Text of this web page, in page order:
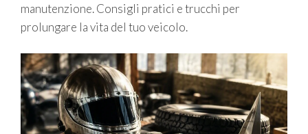
manutenzione. Consigli pratici e trucchi per
prolungare la vita del tuo veicolo.